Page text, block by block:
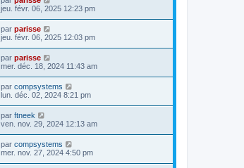
jeu. févr. 06, 2025 12:23 pm
par parisse
jeu. févr. 06, 2025 12:03 pm
par parisse
mer. déc. 18, 2024 11:43 am
par compsystems
lun. déc. 02, 2024 8:21 pm
par ftneek
ven. nov. 29, 2024 12:13 am
par compsystems
mer. nov. 27, 2024 4:50 pm